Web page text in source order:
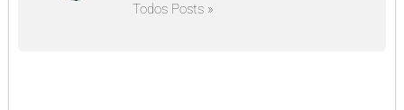
Todos Posts »